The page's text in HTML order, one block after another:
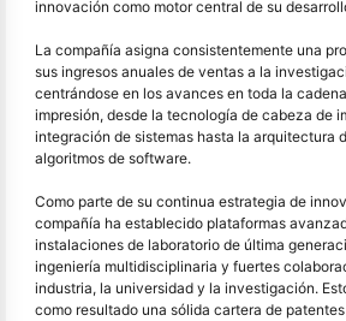
innovación como motor central de su
La compañía asigna consistentemente una
sus ingresos anuales de ventas a la
centrándose en los avances en toda la
impresión, desde la tecnología de cabeza de
integración de sistemas hasta la arquitectura
algoritmos de software.
Como parte de su continua estrategia de
compañía ha establecido plataformas
instalaciones de laboratorio de última
ingeniería multidisciplinaria y fuertes
industria, la universidad y la investigación.
como resultado una sólida cartera de